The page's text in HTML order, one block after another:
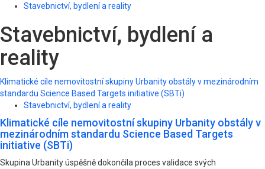
Stavebnictví, bydlení a reality
Stavebnictví, bydlení a
reality
Klimatické cíle nemovitostní skupiny Urbanity obstály v mezinárodním
standardu Science Based Targets initiative (SBTi)
Stavebnictví, bydlení a reality
Klimatické cíle nemovitostní skupiny Urbanity obstály v
mezinárodním standardu Science Based Targets
initiative (SBTi)
Skupina Urbanity úspěšně dokončila proces validace svých